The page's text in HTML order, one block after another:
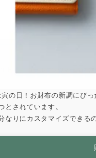
上
の日！お財布の新調にぴ
とされています。
なりにカスタマイズできる